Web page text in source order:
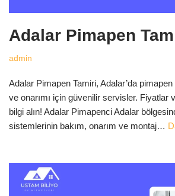
Adalar Pimapen
admin
Adalar Pimapen Tamiri, Adalar’da
ve onarımı için güvenilir servisler. Fiyatlar
bilgi alın! Adalar Pimapenci Adalar
sistemlerinin bakım, onarım ve montaj…